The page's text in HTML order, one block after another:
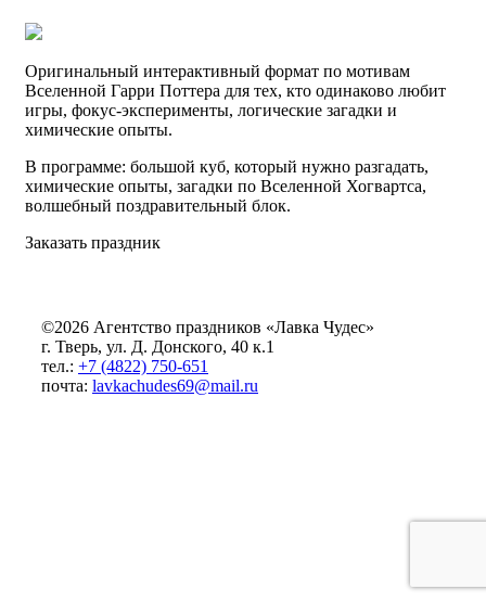
Оригинальный интерактивный формат по мотивам
Вселенной Гарри Поттера для тех, кто одинаково любит
игры, фокус-эксперименты, логические загадки и
химические опыты.
В программе: большой куб, который нужно разгадать,
химические опыты, загадки по Вселенной Хогвартса,
волшебный поздравительный блок.
Заказать праздник
©2026 Агентство праздников «Лавка Чудес»
г. Тверь, ул. Д. Донского, 40 к.1
тел.: +7 (4822) 750-651
почта: lavkachudes69@mail.ru